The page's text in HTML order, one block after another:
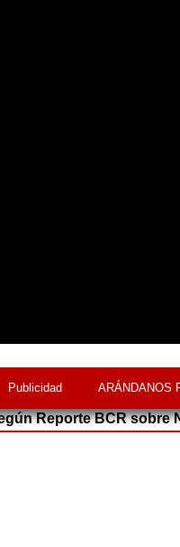
Publicidad ARÁNDANOS
Reporte BCR sobre